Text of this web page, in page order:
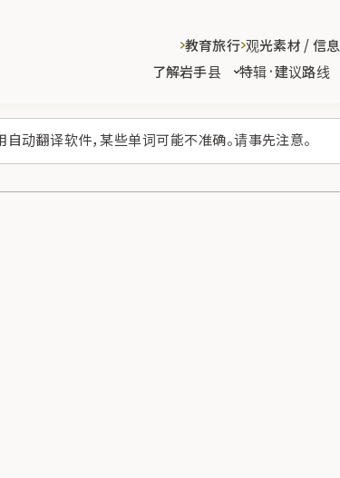
自动翻译软件，某些单词可能不准确。请事先注意。
了解岩手县 特辑·建议路线
教育旅行 观光素材 / 信息